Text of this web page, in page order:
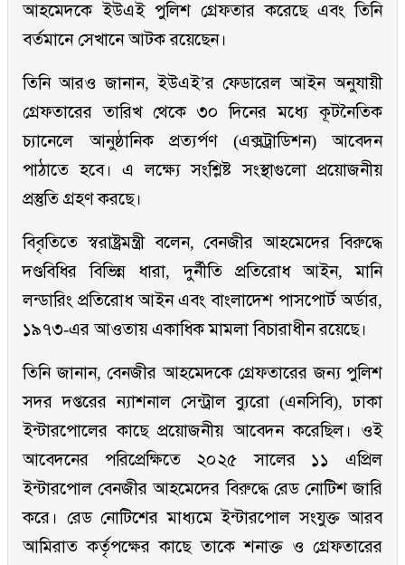
আহমেদকে ইউএই পুলিশ গ্রেফতার করেছে এবং তিনি
বর্তমানে সেখানে আটক রয়েছেন।
তিনি আরও জানান, ইউএই’র ফেডারেল আইন অনুযায়ী
গ্রেফতারের তারিখ থেকে ৩০ দিনের মধ্যে কূটনৈতিক
চ্যানেলে আনুষ্ঠানিক প্রত্যর্পণ (এক্সট্রাডিশন) আবেদন
পাঠাতে হবে। এ লক্ষ্যে সংশ্লিষ্ট সংস্থাগুলো প্রয়োজনীয়
প্রস্তুতি গ্রহণ করছে।
বিবৃতিতে স্বরাষ্ট্রমন্ত্রী বলেন, বেনজীর আহমেদের বিরুদ্ধে
দণ্ডবিধির বিভিন্ন ধারা, দুর্নীতি প্রতিরোধ আইন, মানি
লন্ডারিং প্রতিরোধ আইন এবং বাংলাদেশ পাসপোর্ট অর্ডার,
১৯৭৩-এর আওতায় একাধিক মামলা বিচারাধীন রয়েছে।
তিনি জানান, বেনজীর আহমেদকে গ্রেফতারের জন্য পুলিশ
সদর দপ্তরের ন্যাশনাল সেন্ট্রাল ব্যুরো (এনসিবি), ঢাকা
ইন্টারপোলের কাছে প্রয়োজনীয় আবেদন করেছিল। ওই
আবেদনের পরিপ্রেক্ষিতে ২০২৫ সালের ১১ এপ্রিল
ইন্টারপোল বেনজীর আহমেদের বিরুদ্ধে রেড নোটিশ জারি
করে। রেড নোটিশের মাধ্যমে ইন্টারপোল সংযুক্ত আরব
আমিরাত কর্তৃপক্ষের কাছে তাকে শনাক্ত ও গ্রেফতারের